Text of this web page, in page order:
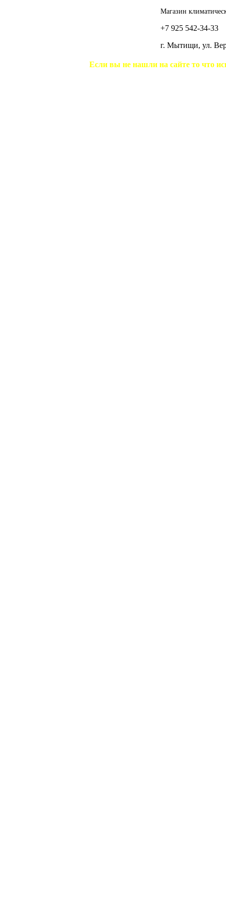
Магазин
+7 925 542-34-33
г. Мытищи, ул.
Если вы не нашли на сайте то что